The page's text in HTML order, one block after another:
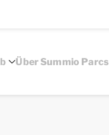
Über Summio Parcs